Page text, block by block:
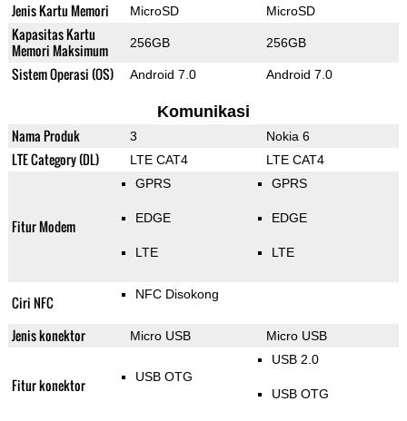
Jenis Kartu Memori MicroSD MicroSD
Kapasitas Kartu
Memori Maksimum
256GB 256GB
Sistem Operasi (OS) Android 7.0 Android 7.0
Komunikasi
Nama Produk 3 Nokia 6
LTE Category (DL) LTE CAT4 LTE CAT4
Fitur Modem
GPRS
EDGE
LTE
GPRS
EDGE
LTE
Ciri NFC NFC Disokong
Jenis konektor Micro USB Micro USB
Fitur konektor USB OTG
USB 2.0
USB OTG